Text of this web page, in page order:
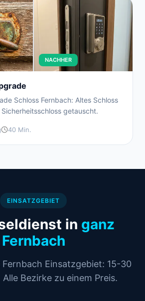
NACHHER
Schloss Fernbach: Altes Schloss
getauscht.
40 Min.
EINSATZGEBIET
in ganz
Fernbach
Fernbach Einsatzgebiet: 15-30
Bezirke zu einem Preis.